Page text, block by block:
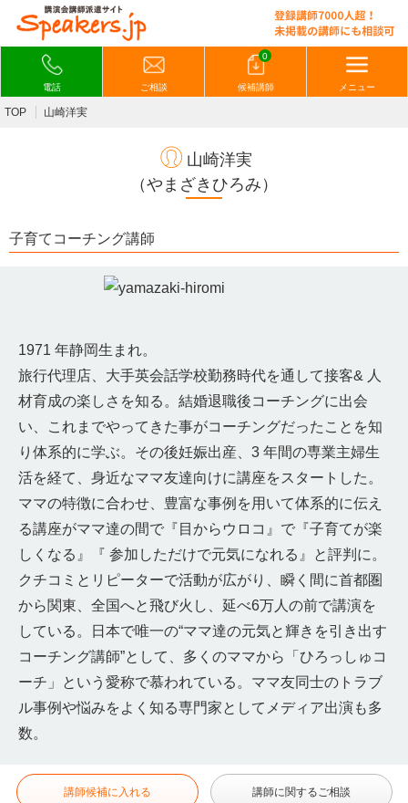
電話 ご相談
0
候補講師 メニュー
TOP 山崎洋実
山崎洋実
（やまざきひろみ）
子育てコーチング講師
1971 年静岡生まれ。
旅行代理店、大手英会話学校勤務時代を通して接客& 人
材育成の楽しさを知る。結婚退職後コーチングに出会
い、これまでやってきた事がコーチングだったことを知
り体系的に学ぶ。その後妊娠出産、3 年間の専業主婦生
活を経て、身近なママ友達向けに講座をスタートした。
ママの特徴に合わせ、豊富な事例を用いて体系的に伝え
る講座がママ達の間で『目からウロコ』で『子育てが楽
しくなる』『 参加しただけで元気になれる』と評判に。
クチコミとリピーターで活動が広がり、瞬く間に首都圏
から関東、全国へと飛び火し、延べ6万人の前で講演を
している。日本で唯一の“ママ達の元気と輝きを引き出す
コーチング講師”として、多くのママから「ひろっしゅコ
ーチ」という愛称で慕われている。ママ友同士のトラブ
ル事例や悩みをよく知る専門家としてメディア出演も多
数。
講師候補に入れる 講師に関するご相談